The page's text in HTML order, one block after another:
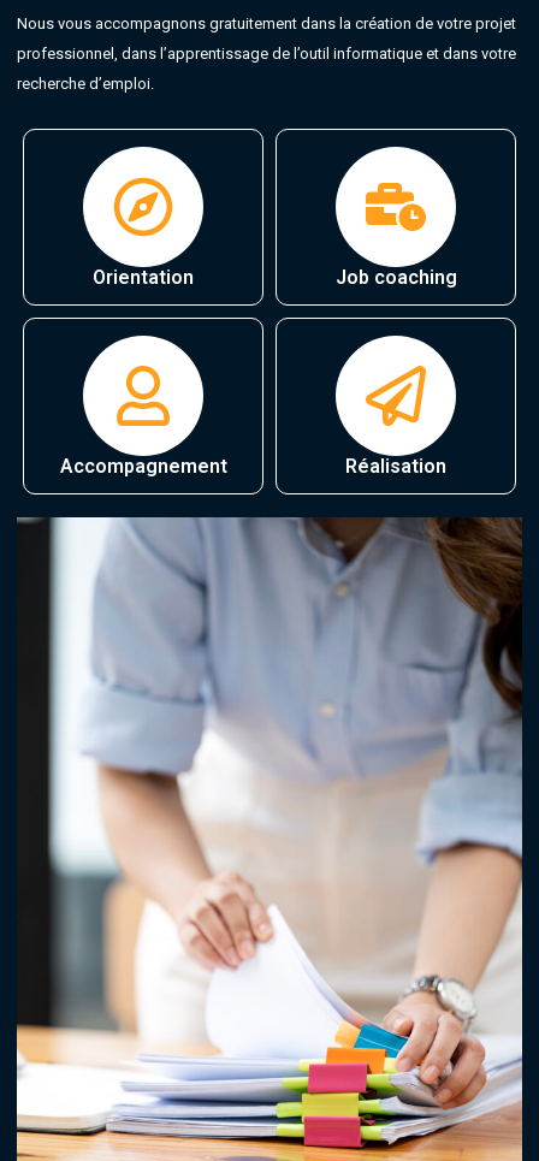
Nous vous accompagnons gratuitement dans la création de votre projet
professionnel, dans l’apprentissage de l’outil informatique et dans votre
recherche d’emploi.
Orientation Job coaching
Accompagnement Réalisation